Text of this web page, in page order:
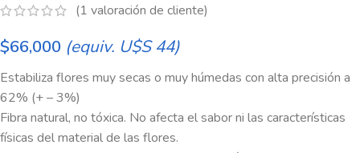
(1 valoración de cliente)
$66,000 (equiv. U$S 44)
Estabiliza flores muy secas o muy húmedas con alta precisión a
62% (+ – 3%)
Fibra natural, no tóxica. No afecta el sabor ni las características
físicas del material de las flores.